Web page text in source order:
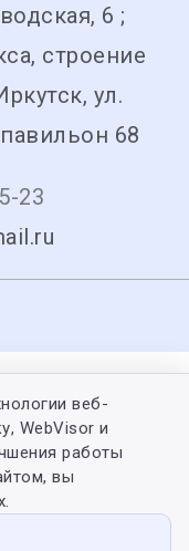
6 ;
строение
ул.
68
23
веб-
WebVisor и
работы
вы